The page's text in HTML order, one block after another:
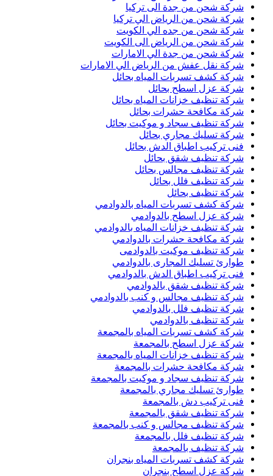
شركة شحن من جدة الى تركيا
شركة شحن من الرياض الي تركيا
شركة شحن من جده الي الكويت
شركة شحن من الرياض الى الكويت
شركة شحن من جدة الي الامارات
شركة نقل عفش من الرياض الي الامارات
شركة كشف تسربات المياه بحائل
شركة عزل اسطح بحائل
شركة تنظيف خزانات المياه بحائل
شركة مكافحة حشرات بحائل
شركة تنظيف سجاد و موكيت بحائل
شركة تسليك مجاري بحائل
فنى تركيب اطباق الدش بحائل
شركة تنظيف شقق بحائل
شركة تنظيف مجالس بحائل
شركة تنظيف فلل بحائل
شركة تنظيف بحائل
شركة كشف تسربات المياه بالدوادمي
شركة عزل اسطح بالدوادمي
شركة تنظيف خزانات المياه بالدوادمي
شركة مكافحة حشرات بالدوادمي
شركة تنظيف موكيت بالدوادمى
طوارئ تسليك المجارى بالدوادمي
فنى تركيب اطباق الدش بالدوادمي
شركة تنظيف شقق بالدوادمي
شركة تنظيف مجالس و كنب بالدوادمي
شركة تنظيف فلل بالدوادمي
شركة تنظيف بالدوادمي
شركة كشف تسربات المياه بالمجمعة
شركة عزل اسطح بالمجمعة
شركة تنظيف خزانات المياه بالمجمعة
شركة مكافحة حشرات بالمجمعة
شركة تنظيف سجاد و موكيت بالمجمعة
طوارئ تسليك مجاري بالمجمعة
فنى تركيب دش بالمجمعة
شركة تنظيف شقق بالمجمعة
شركة تنظيف مجالس و كنب بالمجمعة
شركة تنظيف فلل بالمجمعة
شركة تنظيف بالمجمعة
شركة كشف تسربات المياه بنجران
شركة عزل اسطح بنجران